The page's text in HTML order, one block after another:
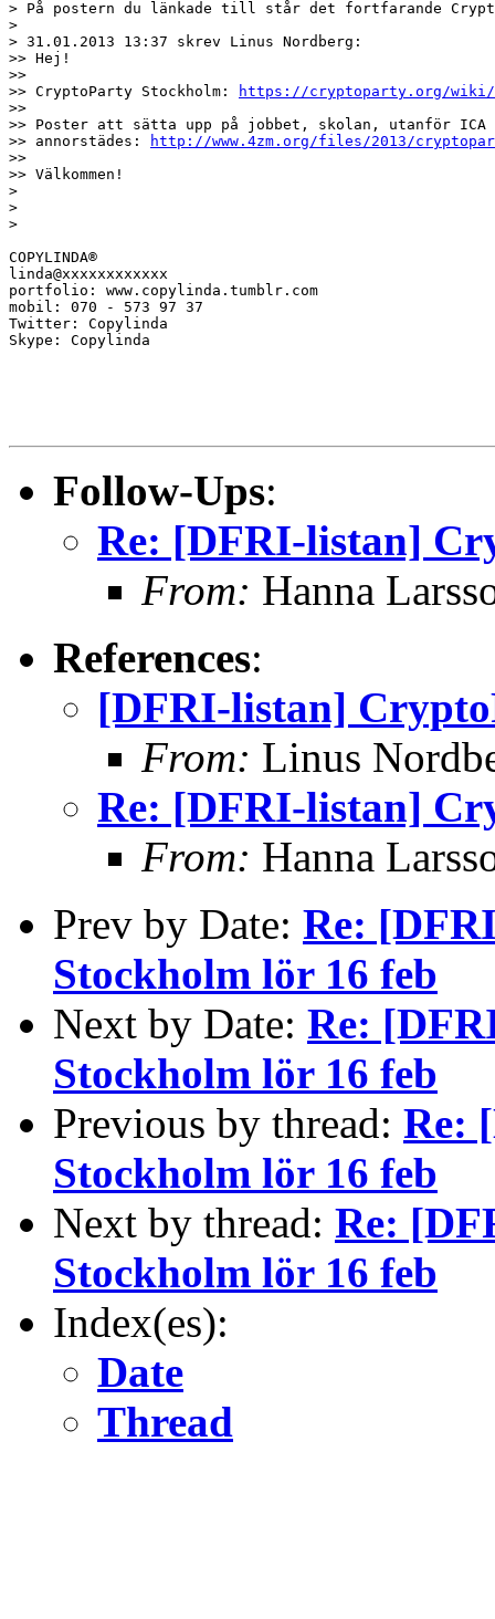
> På postern du länkade till står det fortfarande
>
> 31.01.2013 13:37 skrev Linus Nordberg:
>> Hej!
>>
>> CryptoParty Stockholm:
https://cryptoparty.org/wiki/
>>
>> Poster att sätta upp på jobbet, skolan, utanför ICA
>> annorstädes:
http://www.4zm.org/files/2013/
>>
>> Välkommen!
>
>
>
COPYLINDA®
linda@xxxxxxxxxxxx
portfolio: www.copylinda.tumblr.com
mobil: 070 - 573 97 37
Twitter: Copylinda
Skype: Copylinda
Follow-Ups:
Re: [DFRI-listan]
From: Hanna
References:
[DFRI-listan]
From: Linus
Re: [DFRI-listan]
From: Hanna
Prev by Date: Re:
Stockholm lör 16 feb
Next by Date: Re:
Stockholm lör 16 feb
Previous by thread: Re:
Stockholm lör 16 feb
Next by thread: Re:
Stockholm lör 16 feb
Index(es):
Date
Thread